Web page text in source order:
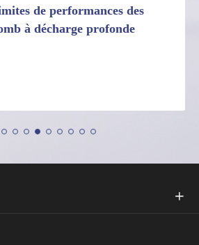
de performances des
à décharge profonde
